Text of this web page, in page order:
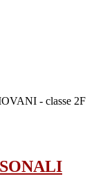
- classe 2F